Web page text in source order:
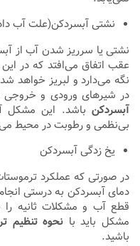
نشتی آبسردکن(علت آب
نشتی یا سرریز شدن آب از
عقب اتفاق می‌افتد که در
نگه می‌دارد و لبریز خواهد
در شیرهای ورودی و خروجی
آبسردکنباشد. این مشکل
بی‌نظمی و رطوبت در محیط
یخ زدگی آبسردکن
در صورتی که عملکرد
دمای آبسردکن به درستی
قطع آب و مشکلات ثانیه را
مشکل باید با نحوه تنظیم
باشید.